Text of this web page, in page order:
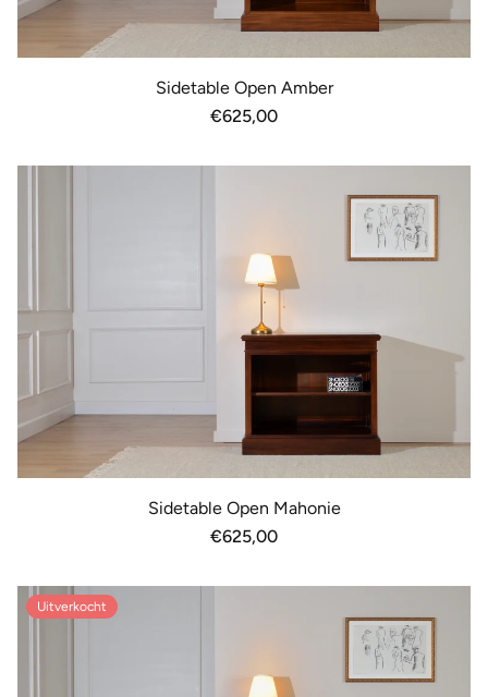
Sidetable Open Amber
Normale
€625,00
Sidetable Open Mahonie
Normale
€625,00
Uitverkocht